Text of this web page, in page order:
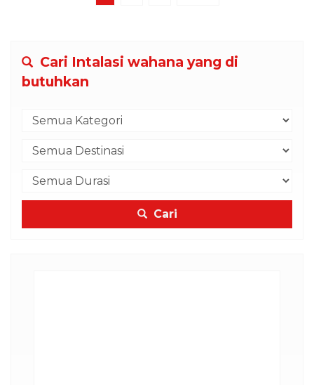
Cari Intalasi wahana yang di
butuhkan
Cari